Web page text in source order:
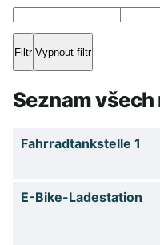
Seznam
Fahrradtankstelle 1
E-Bike-Ladestation